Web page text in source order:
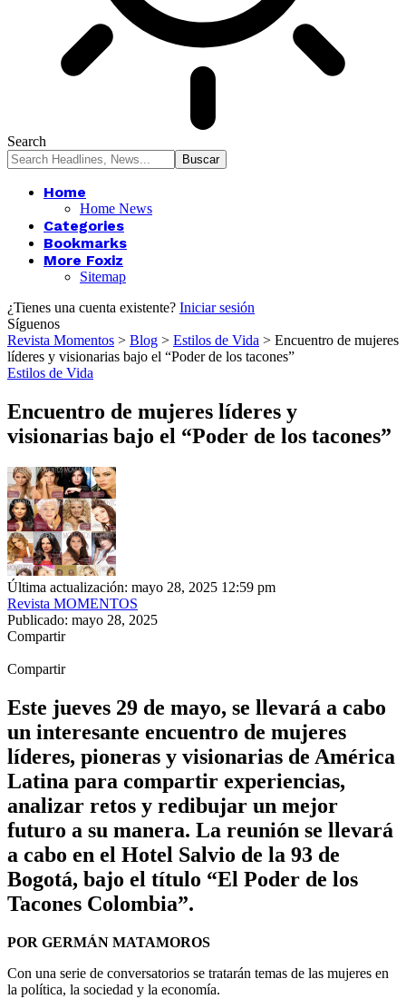
Search
Home
Home News
Categories
Bookmarks
More Foxiz
Sitemap
¿Tienes una cuenta existente? Iniciar sesión
Síguenos
Revista Momentos > Blog > Estilos de Vida > Encuentro de mujeres
líderes y visionarias bajo el “Poder de los tacones”
Estilos de Vida
Encuentro de mujeres líderes y
visionarias bajo el “Poder de los tacones”
Última actualización: mayo 28, 2025 12:59 pm
Revista MOMENTOS
Publicado: mayo 28, 2025
Compartir
Compartir
Este jueves 29 de mayo, se llevará a cabo
un interesante encuentro de mujeres
líderes, pioneras y visionarias de América
Latina para compartir experiencias,
analizar retos y redibujar un mejor
futuro a su manera. La reunión se llevará
a cabo en el Hotel Salvio de la 93 de
Bogotá, bajo el título “El Poder de los
Tacones Colombia”.
POR GERMÁN MATAMOROS
Con una serie de conversatorios se tratarán temas de las mujeres en
la política, la sociedad y la economía.